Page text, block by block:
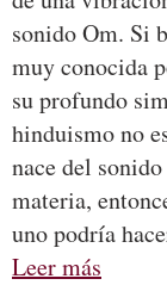
sonido Om. Si
muy conocida
su profundo
hinduismo no
nace del
materia,
uno podría
Leer más